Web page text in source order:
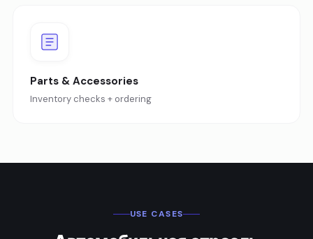
Parts & Accessories
Inventory checks + ordering
USE CASES